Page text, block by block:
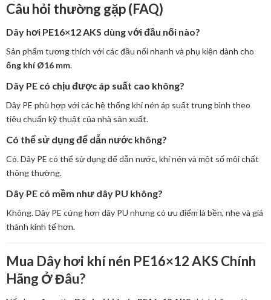
Câu hỏi thường gặp (FAQ)
Dây hơi PE16×12 AKS dùng với đầu nối nào?
Sản phẩm tương thích với các đầu nối nhanh và phụ kiện dành cho
ống khí Ø16 mm.
Dây PE có chịu được áp suất cao không?
Dây PE phù hợp với các hệ thống khí nén áp suất trung bình theo
tiêu chuẩn kỹ thuật của nhà sản xuất.
Có thể sử dụng để dẫn nước không?
Có. Dây PE có thể sử dụng để dẫn nước, khí nén và một số môi chất
thông thường.
Dây PE có mềm như dây PU không?
Không. Dây PE cứng hơn dây PU nhưng có ưu điểm là bền, nhẹ và giá
thành kinh tế hơn.
Mua Dây hơi khí nén PE16×12 AKS Chính
Hãng Ở Đâu?